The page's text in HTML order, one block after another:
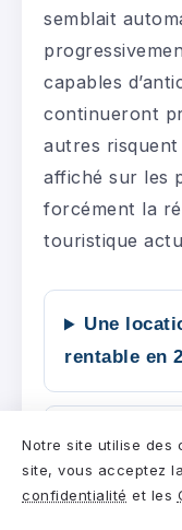
semblait
capables
continueront
autres
affiché sur les
forcément la
touristique
Une
rentable en
Quels
prévoir ?
Notre site utilise des
site, vous acceptez la
confidentialité et les